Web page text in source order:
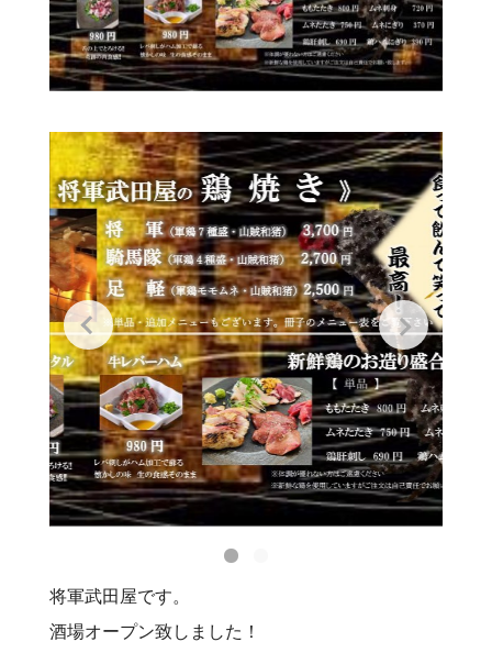
将軍武田屋です。
酒場オープン致しました！